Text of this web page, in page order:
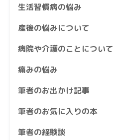
生活習慣病の悩み
産後の悩みについて
病院や介護のことについて
痛みの悩み
筆者のお出かけ記事
筆者のお気に入りの本
筆者の経験談